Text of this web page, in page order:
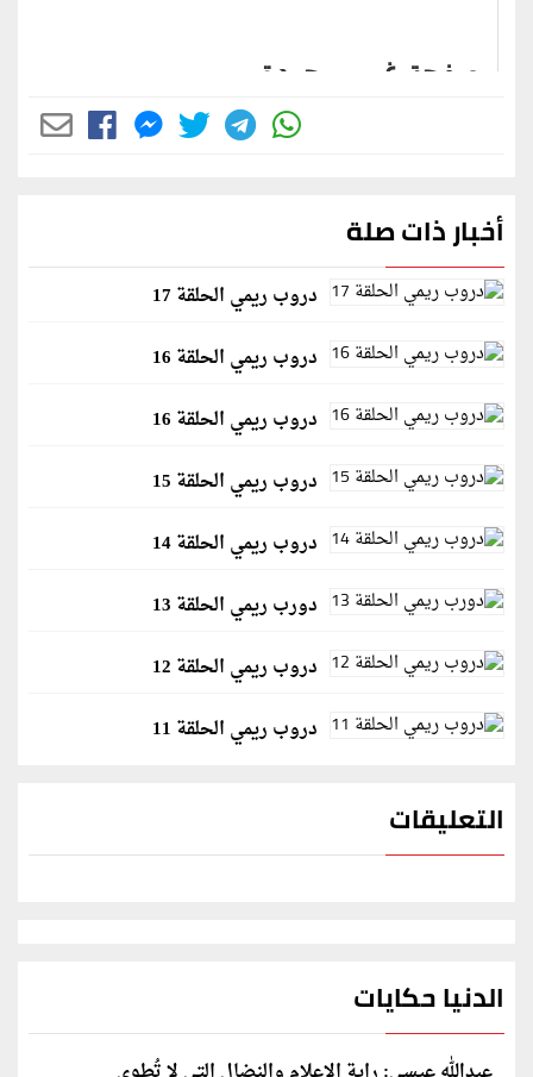
أخبار ذات صلة
دروب ريمي الحلقة 17
دروب ريمي الحلقة 16
دروب ريمي الحلقة 16
دروب ريمي الحلقة 15
دروب ريمي الحلقة 14
دورب ريمي الحلقة 13
دروب ريمي الحلقة 12
دروب ريمي الحلقة 11
التعليقات
الدنيا حكايات